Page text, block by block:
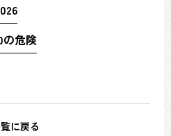
の危険
に戻る